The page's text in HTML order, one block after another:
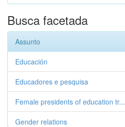
Busca facetada
Assunto
Educación
Educadores e pesquisa
Female presidents of education tr...
Gender relations